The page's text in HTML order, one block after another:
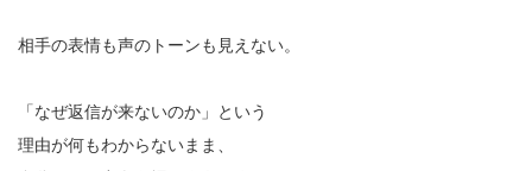
相手の表情も声のトーンも見えない。
「なぜ返信が来ないのか」という
理由が何もわからないまま、